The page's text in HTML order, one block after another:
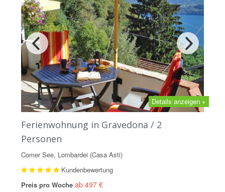
Details anzeigen +
Ferienwohnung in Gravedona / 2
Personen
Comer See, Lombardei (Casa Asti)
Kundenbewertung
Preis pro Woche ab 497 €